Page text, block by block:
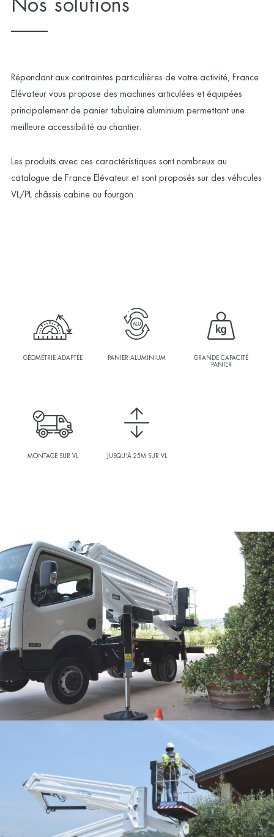
Nos solutions
Répondant aux contraintes particulières de votre activité, France
Elévateur vous propose des machines articulées et équipées
principalement de panier tubulaire aluminium permettant une
meilleure accessibilité au chantier.
Les produits avec ces caractéristiques sont nombreux au
catalogue de France Elévateur et sont proposés sur des véhicules
VL/PL châssis cabine ou fourgon.
GÉOMÉTRIE ADAPTÉE PANIER ALUMINIUM
GRANDE CAPACITÉ
PANIER
MONTAGE SUR VL JUSQU’À 25M SUR VL